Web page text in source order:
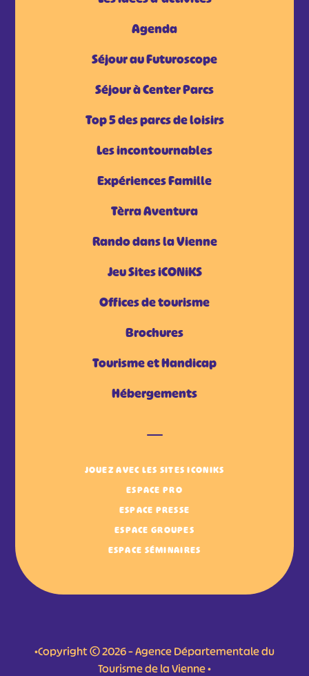
Agenda
Séjour au Futuroscope
Séjour à Center Parcs
Top 5 des parcs de loisirs
Les incontournables
Expériences Famille
Tèrra Aventura
Rando dans la Vienne
Jeu Sites iCONiKS
Offices de tourisme
Brochures
Tourisme et Handicap
Hébergements
JOUEZ AVEC LES SITES ICONIKS
ESPACE PRO
ESPACE PRESSE
ESPACE GROUPES
ESPACE SÉMINAIRES
•Copyright © 2026 – Agence Départementale du
Tourisme de la Vienne •